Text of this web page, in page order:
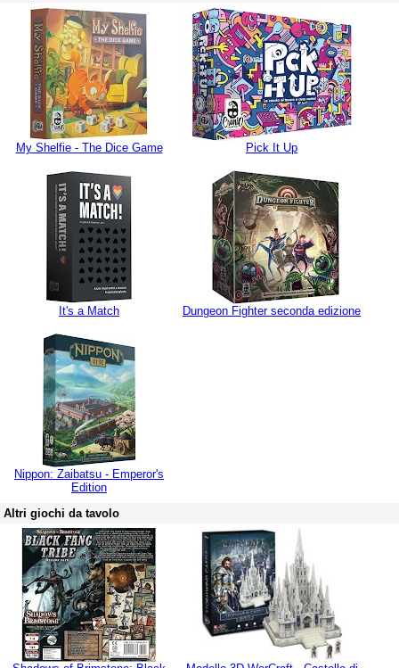
My Shelfie - The Dice Game Pick It Up
It's a Match Dungeon Fighter seconda edizione
Nippon: Zaibatsu - Emperor's
Edition
Altri giochi da tavolo